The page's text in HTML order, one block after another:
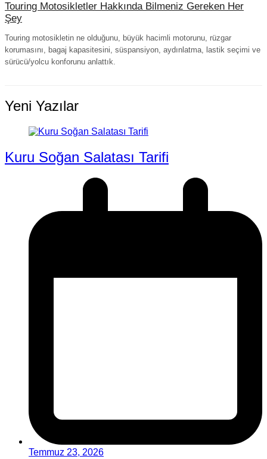
Touring Motosikletler Hakkında Bilmeniz Gereken Her
Şey
Touring motosikletin ne olduğunu, büyük hacimli motorunu, rüzgar
korumasını, bagaj kapasitesini, süspansiyon, aydınlatma, lastik seçimi ve
sürücü/yolcu konforunu anlattık.
Yeni Yazılar
Kuru Soğan Salatası Tarifi
Temmuz 23, 2026